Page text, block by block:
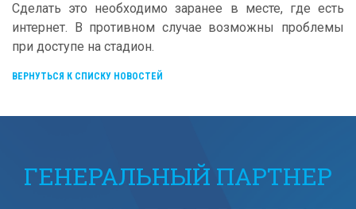
Сделать это необходимо заранее в месте, где есть
интернет. В противном случае возможны проблемы
при доступе на стадион.
ВЕРНУТЬСЯ К СПИСКУ НОВОСТЕЙ
ГЕНЕРАЛЬНЫЙ ПАРТНЕР